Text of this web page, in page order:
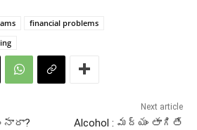
financial problems
Next article
Alcohol : మద్యం తాగితే